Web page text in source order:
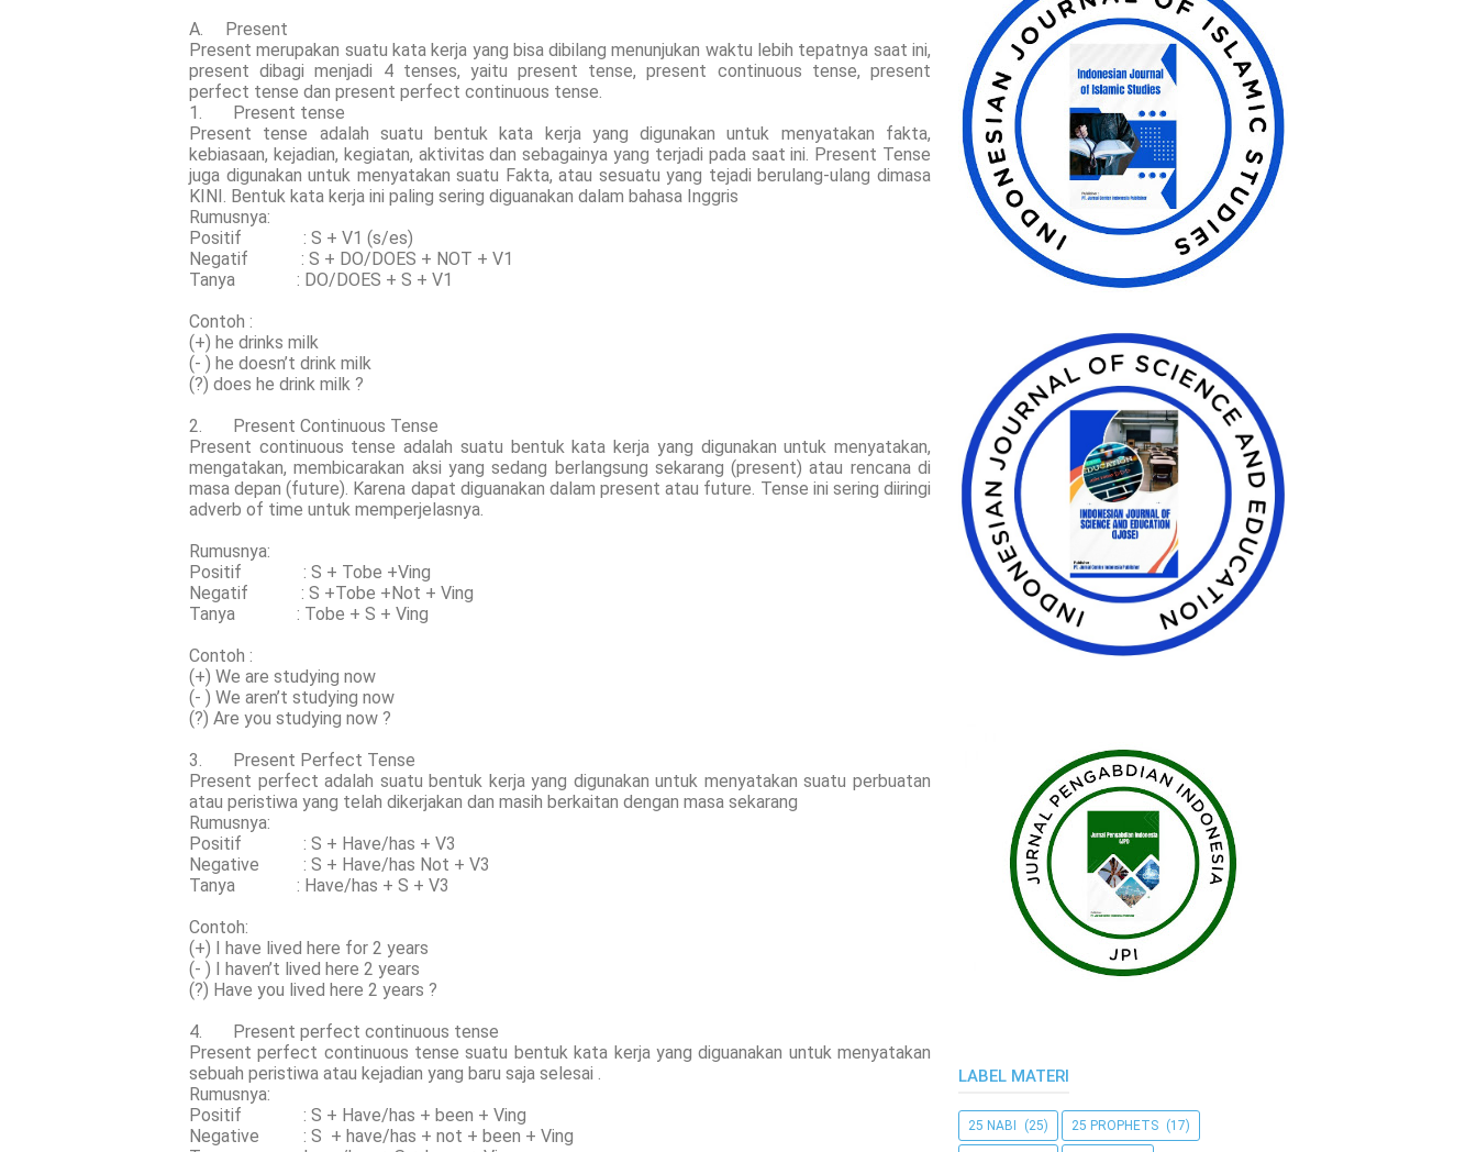
A. Present
Present merupakan suatu kata kerja yang bisa dibilang menunjukan waktu lebih tepatnya saat ini,
present dibagi menjadi 4 tenses, yaitu present tense, present continuous tense, present
perfect tense dan present perfect continuous tense.
1. Present tense
Present tense adalah suatu bentuk kata kerja yang digunakan untuk menyatakan fakta,
kebiasaan, kejadian, kegiatan, aktivitas dan sebagainya yang terjadi pada saat ini. Present Tense
juga digunakan untuk menyatakan suatu Fakta, atau sesuatu yang tejadi berulang-ulang dimasa
KINI. Bentuk kata kerja ini paling sering diguanakan dalam bahasa Inggris
Rumusnya:
Positif : S + V1 (s/es)
Negatif : S + DO/DOES + NOT + V1
Tanya : DO/DOES + S + V1
Contoh :
(+) he drinks milk
(- ) he doesn’t drink milk
(?) does he drink milk ?
2. Present Continuous Tense
Present continuous tense adalah suatu bentuk kata kerja yang digunakan untuk menyatakan,
mengatakan, membicarakan aksi yang sedang berlangsung sekarang (present) atau rencana di
masa depan (future). Karena dapat diguanakan dalam present atau future. Tense ini sering diiringi
adverb of time untuk memperjelasnya.
Rumusnya:
Positif : S + Tobe +Ving
Negatif : S +Tobe +Not + Ving
Tanya : Tobe + S + Ving
Contoh :
(+) We are studying now
(- ) We aren’t studying now
(?) Are you studying now ?
3. Present Perfect Tense
Present perfect adalah suatu bentuk kerja yang digunakan untuk menyatakan suatu perbuatan
atau peristiwa yang telah dikerjakan dan masih berkaitan dengan masa sekarang
Rumusnya:
Positif : S + Have/has + V3
Negative : S + Have/has Not + V3
Tanya : Have/has + S + V3
Contoh:
(+) I have lived here for 2 years
(- ) I haven’t lived here 2 years
(?) Have you lived here 2 years ?
4. Present perfect continuous tense
Present perfect continuous tense suatu bentuk kata kerja yang diguanakan untuk menyatakan
sebuah peristiwa atau kejadian yang baru saja selesai .
Rumusnya:
Positif : S + Have/has + been + Ving
Negative : S + have/has + not + been + Ving
LABEL MATERI
25 NABI (25) 25 PROPHETS (17)